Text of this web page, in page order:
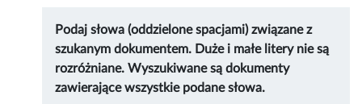
Podaj słowa (oddzielone spacjami) związane z
szukanym dokumentem. Duże i małe litery nie są
rozróżniane. Wyszukiwane są dokumenty
zawierające wszystkie podane słowa.